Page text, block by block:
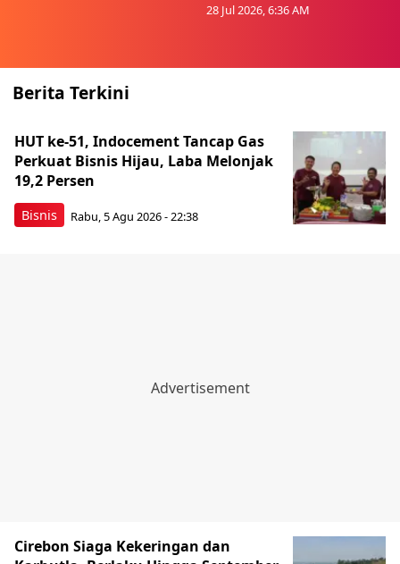
28 Jul 2026, 6:36 AM
Berita Terkini
Bisnis
HUT ke-51, Indocement Tancap Gas
Perkuat Bisnis Hijau, Laba Melonjak
19,2 Persen
Rabu, 5 Agu 2026 - 22:38
Cirebon Siaga Kekeringan dan